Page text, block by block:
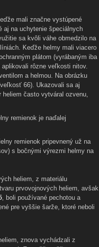
mali značne vystúpené
aj na uchytenie špeciálnych
sa kvôli váhe obmedzilo na
Keďže helmy mali viacero
plátom (vyrábaným iba
rôzne veľkosti nitov.
a helmou. Na obrázku
66). Ukazovali sa aj
často vytváral ozvenu,
remienok je naďalej
remienok pripevnený už na
s bočnými výrezmi helmy na
heliem, z materiálu
prvovojnových heliem, avšak
, boli používané pechotou a
pre vyššie šarže, ktoré neboli
znova vychádzali z